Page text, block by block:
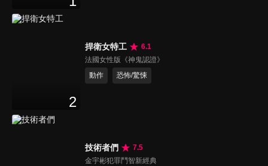
2
捍衛女特工
6.1
法國女性版《神鬼認證》
動作
恐怖/驚悚
技術者們
7.5
金宇彬犯罪鬥智新經典